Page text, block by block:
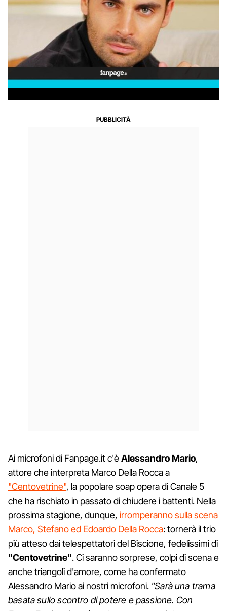
Ai microfoni di Fanpage.it c'èAlessandro Mario,
attore che interpreta Marco Della Rocca a
"Centovetrine", la popolare soap opera di Canale 5
che ha rischiato in passato di chiudere i battenti. Nella
prossima stagione, dunque, irromperanno sulla scena
Marco, Stefano ed Edoardo Della Rocca: tornerà il trio
più atteso dai telespettatori del Biscione, fedelissimi di
"Centovetrine". Ci saranno sorprese, colpi di scena e
anche triangoli d'amore, come ha confermato
Alessandro Mario ai nostri microfoni. "Sarà una trama
basata sullo scontro di potere e passione. Con